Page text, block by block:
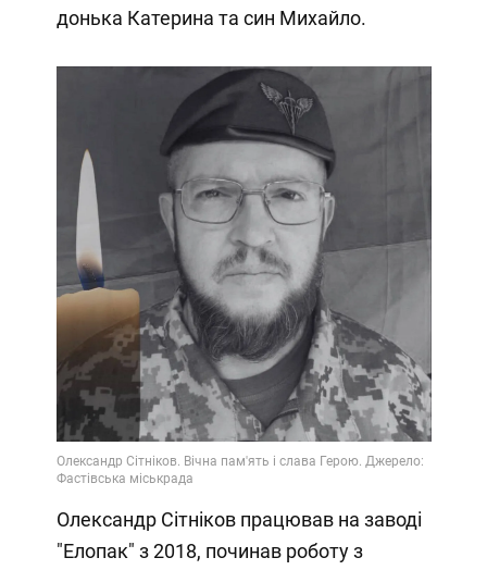
донька Катерина та син Михайло.
Олександр Сітніков працював на заводі
"Елопак" з 2018, починав роботу з